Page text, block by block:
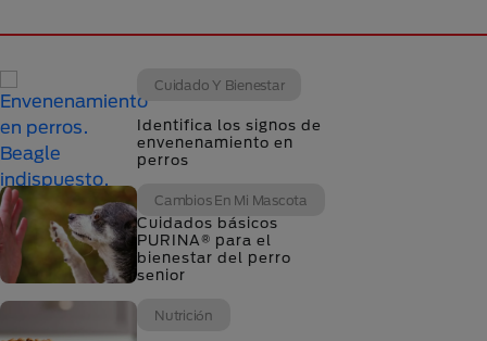
Cuidado Y Bienestar
Identifica los signos de
envenenamiento en
perros
Cambios En Mi Mascota
Cuidados básicos
PURINA® para el
bienestar del perro
senior
Nutrición